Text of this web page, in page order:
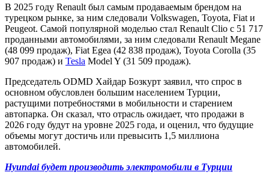
В 2025 году Renault был самым продаваемым брендом на
турецком рынке, за ним следовали Volkswagen, Toyota, Fiat и
Peugeot. Самой популярной моделью стал Renault Clio с 51 717
проданными автомобилями, за ним следовали Renault Megane
(48 099 продаж), Fiat Egea (42 838 продаж), Toyota Corolla (35
907 продаж) и Tesla Model Y (31 509 продаж).
Председатель ODMD Хайдар Бозкурт заявил, что спрос в
основном обусловлен большим населением Турции,
растущими потребностями в мобильности и старением
автопарка. Он сказал, что отрасль ожидает, что продажи в
2026 году будут на уровне 2025 года, и оценил, что будущие
объемы могут достичь или превысить 1,5 миллиона
автомобилей.
Hyundai будет производить электромобили в Турции